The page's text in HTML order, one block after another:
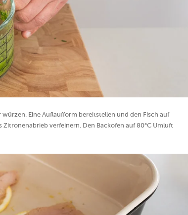
Eine Auflaufform bereitstellen und den Fisch auf
verfeinern. Den Backofen auf 80°C Umluft